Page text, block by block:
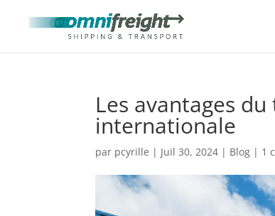
Les avantages
internationale
par pcyrille | Juil 30, 2024 | Blog | 1